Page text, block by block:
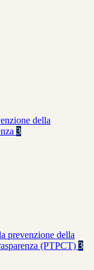
della
3
prevenzione della
(PTPCT) 3